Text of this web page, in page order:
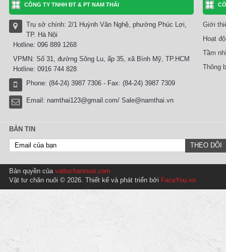
CÔNG TY TNHH ĐT & PT NAM THÁI
Trụ sở chính: 2/1 Huỳnh Văn Nghệ, phường Phúc Lợi,
TP. Hà Nội
Hotline: 096 889 1268
VPMN: Số 31, đường Sông Lu, ấp 35, xã Bình Mỹ, TP.HCM
Hotline: 0916 744 828
Phone: (84-24) 3987 7306 - Fax: (84-24) 3987 7309
Email: namthai123@gmail.com/ Sale@namthai.vn
Giới
Hoạt
Tầm
Thông
BẢN TIN
Bản quyền của vattuchannuoi.com
Vật tư chăn nuôi © 2026. Thiết kế và phát triển bởi FaceYou.vn